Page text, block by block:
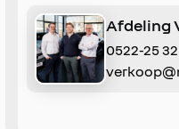
Afdeling
0522-25